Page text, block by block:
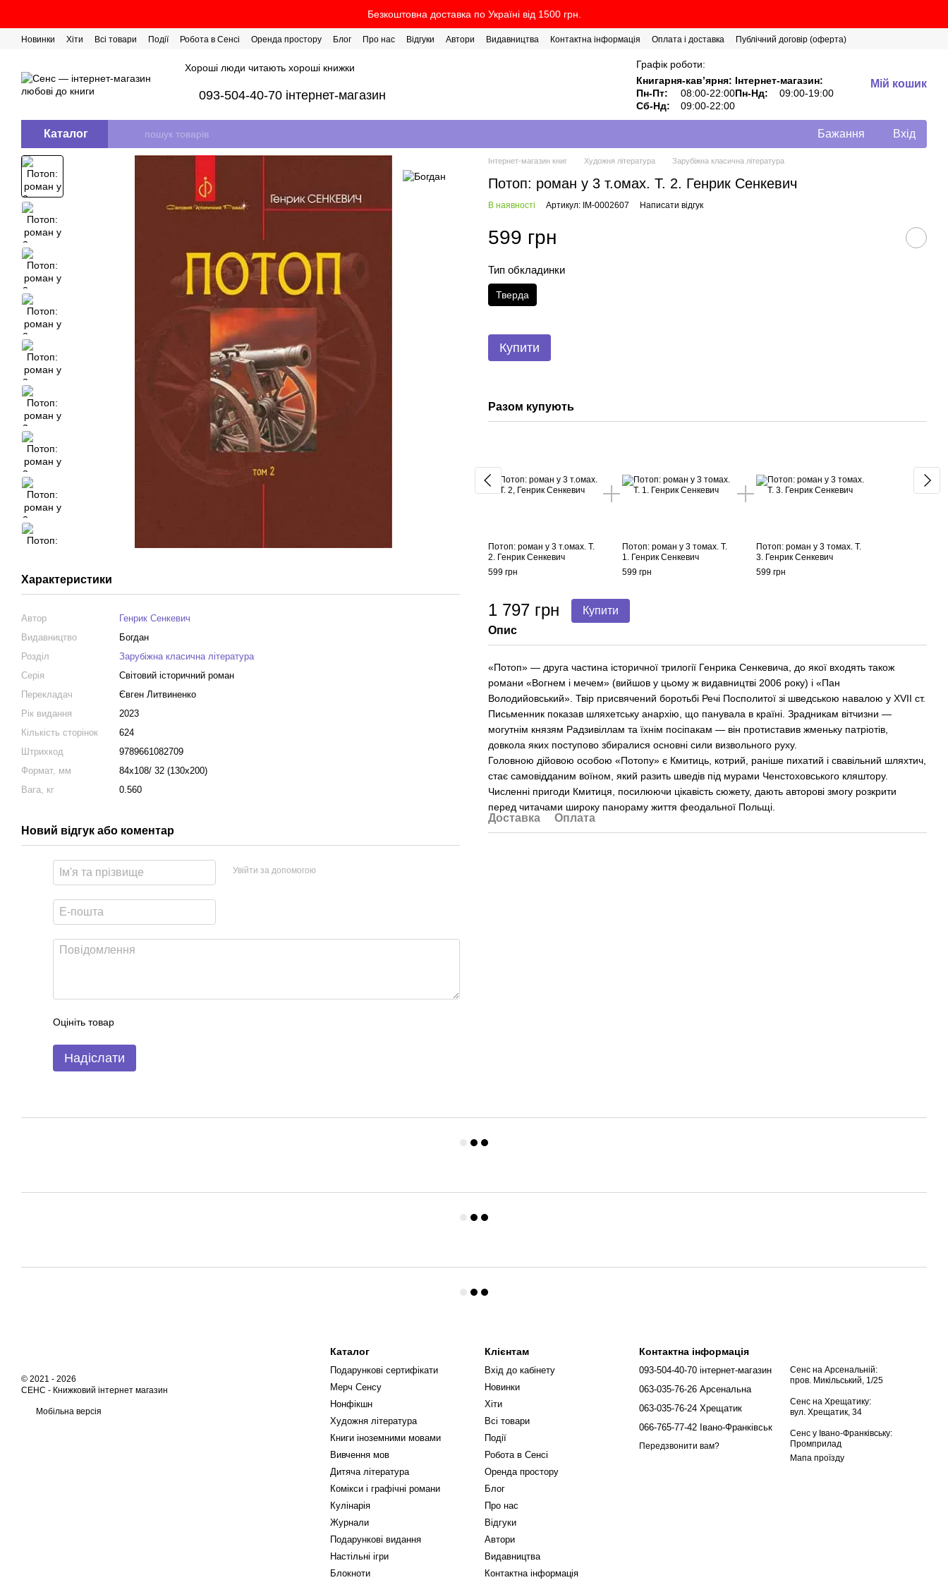
Безкоштовна доставка по Україні від 1500 грн.
Новинки Хіти Всі товари Події Робота в Сенсі Оренда простору Блог Про нас Відгуки Автори Видавництва Контактна інформація Оплата і доставка
Публічний договір (оферта)
Хороші люди читають хороші книжки
093-504-40-70 інтернет-магазин
Графік роботи:
Книгарня-кавʼярня: Інтернет-магазин:
Пн-Пт:
08:00-22:00Пн-Нд:
09:00-19:00
Сб-Нд:
09:00-22:00
Мій кошик
Каталог Бажання Вхід
Характеристики
Автор
Генрик Сенкевич
Видавництво
Богдан
Розділ
Зарубіжна класична література
Серія
Світовий історичний роман
Перекладач
Євген Литвиненко
Рік видання
2023
Кількість сторінок
624
Штрихкод
9789661082709
Формат, мм
84х108/ 32 (130х200)
Вага, кг
0.560
Новий відгук або коментар
Увійти за допомогою
Оцініть товар
Надіслати
Інтернет-магазин книг Художня література Зарубіжна класична література
Потоп: роман у 3 т.омах. Т. 2. Генрик Сенкевич
В наявності Артикул: IM-0002607 Написати відгук
599 грн
Тип обкладинки
Тверда
Купити
Разом купують
Потоп: роман у 3 т.омах. Т.
2. Генрик Сенкевич
599 грн
Потоп: роман у 3 томах. Т.
1. Генрик Сенкевич
599 грн
Потоп: роман у 3 томах. Т.
3. Генрик Сенкевич
599 грн
1 797 грн Купити
Опис
«Потоп» — друга частина історичної трилогії Генрика Сенкевича, до якої входять також
романи «Вогнем і мечем» (вийшов у цьому ж видавництві 2006 року) і «Пан
Володийовський». Твір присвячений боротьбі Речі Посполитої зі шведською навалою у ХVІІ ст.
Письменник показав шляхетську анархію, що панувала в країні. Зрадникам вітчизни —
могутнім князям Радзивіллам та їхнім посіпакам — він протиставив жменьку патріотів,
довкола яких поступово збиралися основні сили визвольного руху.
Головною дійовою особою «Потопу» є Кмитиць, котрий, раніше пихатий і свавільний шляхтич,
стає самовідданим воїном, який разить шведів під мурами Ченстоховського кляштору.
Численні пригоди Кмитиця, посилюючи цікавість сюжету, дають авторові змогу розкрити
перед читачами широку панораму життя феодальної Польщі.
Доставка Оплата
© 2021 - 2026
СЕНС - Книжковий інтернет магазин
Мобільна версія
Каталог
Подарункові сертифікати
Мерч Сенсу
Нонфікшн
Художня література
Книги іноземними мовами
Вивчення мов
Дитяча література
Комікси і графічні романи
Кулінарія
Журнали
Подарункові видання
Настільні ігри
Блокноти
Клієнтам
Вхід до кабінету
Новинки
Хіти
Всі товари
Події
Робота в Сенсі
Оренда простору
Блог
Про нас
Відгуки
Автори
Видавництва
Контактна інформація
Контактна інформація
093-504-40-70 інтернет-магазин
063-035-76-26 Арсенальна
063-035-76-24 Хрещатик
066-765-77-42 Івано-Франківськ
Передзвонити вам?
Сенс на Арсенальній:
пров. Микільський, 1/25
Сенс на Хрещатику:
вул. Хрещатик, 34
Сенс у Івано-Франківську:
Промприлад
Мапа проїзду